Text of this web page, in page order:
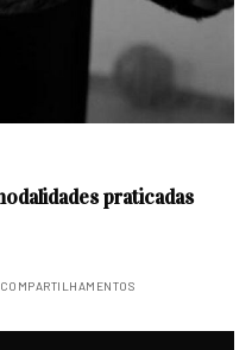
praticadas